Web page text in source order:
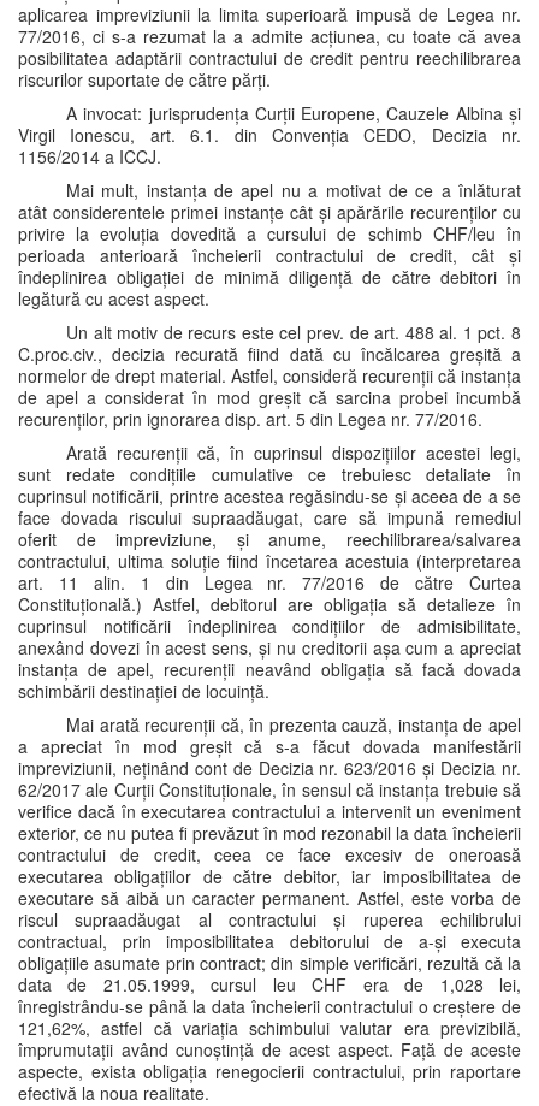
aplicarea impreviziunii la limita superioară impusă de Legea nr.
77/2016, ci s-a rezumat la a admite acțiunea, cu toate că avea
posibilitatea adaptării contractului de credit pentru reechilibrarea
riscurilor suportate de către părți.
A invocat: jurisprudența Curții Europene, Cauzele Albina și
Virgil Ionescu, art. 6.1. din Convenția CEDO, Decizia nr.
1156/2014 a ICCJ.
Mai mult, instanța de apel nu a motivat de ce a înlăturat
atât considerentele primei instanțe cât și apărările recurenților cu
privire la evoluția dovedită a cursului de schimb CHF/leu în
perioada anterioară încheierii contractului de credit, cât și
îndeplinirea obligației de minimă diligență de către debitori în
legătură cu acest aspect.
Un alt motiv de recurs este cel prev. de art. 488 al. 1 pct. 8
C.proc.civ., decizia recurată fiind dată cu încălcarea greșită a
normelor de drept material. Astfel, consideră recurenții că instanța
de apel a considerat în mod greșit că sarcina probei incumbă
recurenților, prin ignorarea disp. art. 5 din Legea nr. 77/2016.
Arată recurenții că, în cuprinsul dispozițiilor acestei legi,
sunt redate condițiile cumulative ce trebuiesc detaliate în
cuprinsul notificării, printre acestea regăsindu-se și aceea de a se
face dovada riscului supraadăugat, care să impună remediul
oferit de impreviziune, și anume, reechilibrarea/salvarea
contractului, ultima soluție fiind încetarea acestuia (interpretarea
art. 11 alin. 1 din Legea nr. 77/2016 de către Curtea
Constituțională.) Astfel, debitorul are obligația să detalieze în
cuprinsul notificării îndeplinirea condițiilor de admisibilitate,
anexând dovezi în acest sens, și nu creditorii așa cum a apreciat
instanța de apel, recurenții neavând obligația să facă dovada
schimbării destinației de locuință.
Mai arată recurenții că, în prezenta cauză, instanța de apel
a apreciat în mod greșit că s-a făcut dovada manifestării
impreviziunii, neținând cont de Decizia nr. 623/2016 și Decizia nr.
62/2017 ale Curții Constituționale, în sensul că instanța trebuie să
verifice dacă în executarea contractului a intervenit un eveniment
exterior, ce nu putea fi prevăzut în mod rezonabil la data încheierii
contractului de credit, ceea ce face excesiv de oneroasă
executarea obligațiilor de către debitor, iar imposibilitatea de
executare să aibă un caracter permanent. Astfel, este vorba de
riscul supraadăugat al contractului și ruperea echilibrului
contractual, prin imposibilitatea debitorului de a-și executa
obligațiile asumate prin contract; din simple verificări, rezultă că la
data de 21.05.1999, cursul leu CHF era de 1,028 lei,
înregistrându-se până la data încheierii contractului o creștere de
121,62%, astfel că variația schimbului valutar era previzibilă,
împrumutații având cunoștință de acest aspect. Față de aceste
aspecte, exista obligația renegocierii contractului, prin raportare
efectivă la noua realitate.